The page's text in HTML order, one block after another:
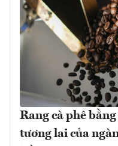
Rang cà phê
tương lai của